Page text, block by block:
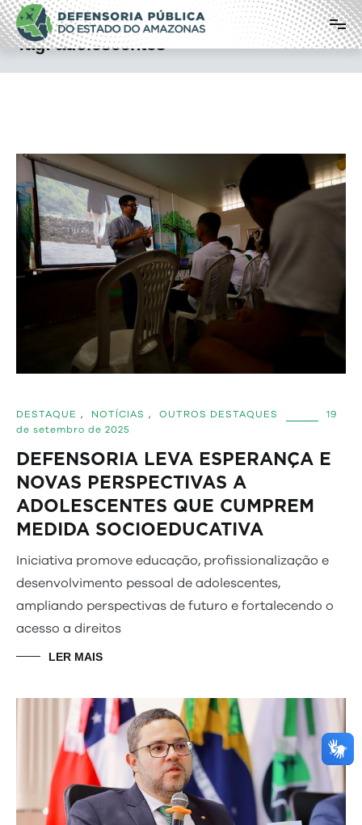
Pular
para
o
conteúdo
Defensoria Pública do Estado do
Amazonas
Tag:adolescentes
DESTAQUE , NOTÍCIAS , OUTROS DESTAQUES
19
de setembro de 2025
DEFENSORIA LEVA ESPERANÇA E
NOVAS PERSPECTIVAS A
ADOLESCENTES QUE CUMPREM
MEDIDA SOCIOEDUCATIVA
Iniciativa promove educação, profissionalização e
desenvolvimento pessoal de adolescentes,
ampliando perspectivas de futuro e fortalecendo o
acesso a direitos
LER MAIS